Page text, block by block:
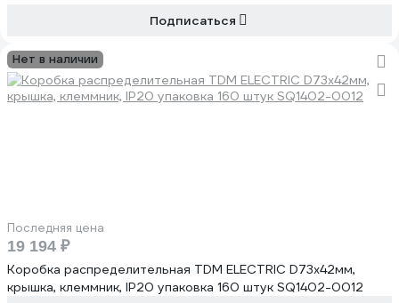
Подписаться
Нет в наличии
Последняя цена
19 194 ₽
Коробка распределительная TDM ELECTRIC D73х42мм,
крышка, клеммник, IP20 упаковка 160 штук SQ1402-0012